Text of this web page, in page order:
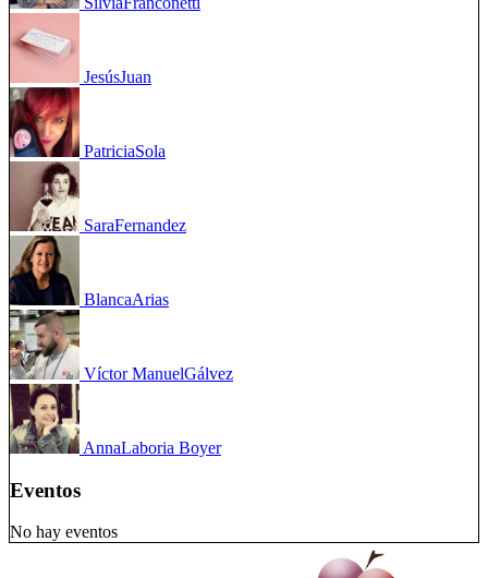
JesúsJuan
PatriciaSola
SaraFernandez
BlancaArias
Víctor ManuelGálvez
AnnaLaboria Boyer
Eventos
No hay eventos